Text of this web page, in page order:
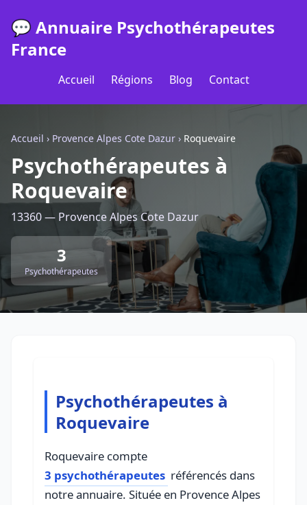
💬 Annuaire Psychothérapeutes
France
Accueil Régions Blog Contact
Accueil › Provence Alpes Cote Dazur › Roquevaire
Psychothérapeutes à
Roquevaire
13360 — Provence Alpes Cote Dazur
3
Psychothérapeutes
Psychothérapeutes à
Roquevaire
Roquevaire compte
3 psychothérapeutes référencés dans
notre annuaire. Située en Provence Alpes